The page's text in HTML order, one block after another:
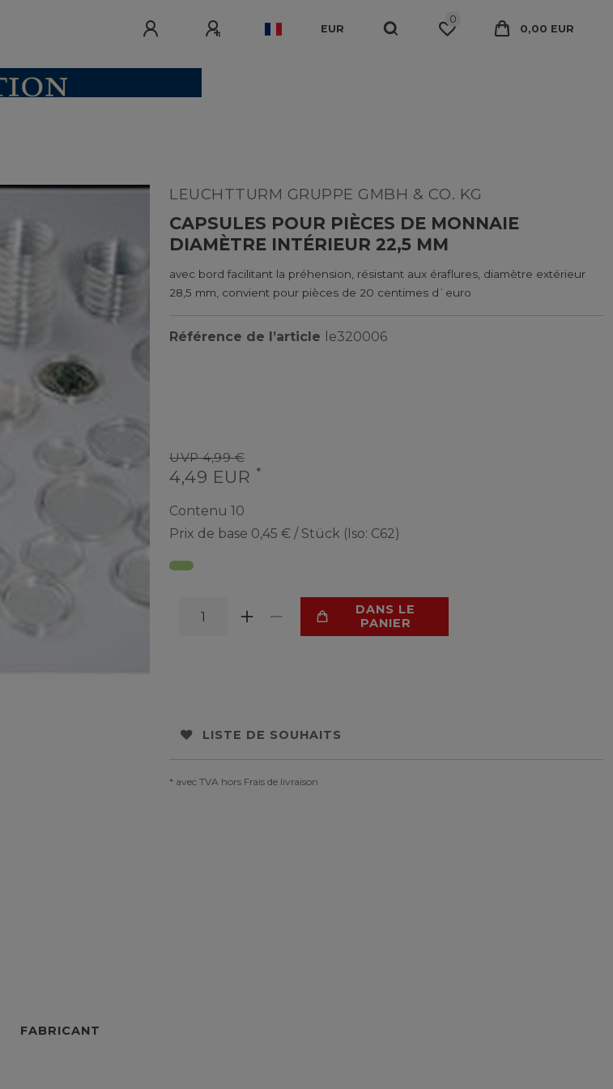
EUR
0
0,00 EUR
LEUCHTTURM GRUPPE GMBH & CO. KG
CAPSULES POUR PIÈCES DE MONNAIE
DIAMÈTRE INTÉRIEUR 22,5 MM
avec bord facilitant la préhension, résistant aux éraflures, diamètre extérieur
28,5 mm, convient pour pièces de 20 centimes d`euro
Référence de l’article le320006
UVP 4,99 €
4,49 EUR *
Contenu 10
Prix de base 0,45 € / Stück (Iso: C62)
DANS LE
PANIER
LISTE DE SOUHAITS
* avec TVA hors Frais de livraison
FABRICANT